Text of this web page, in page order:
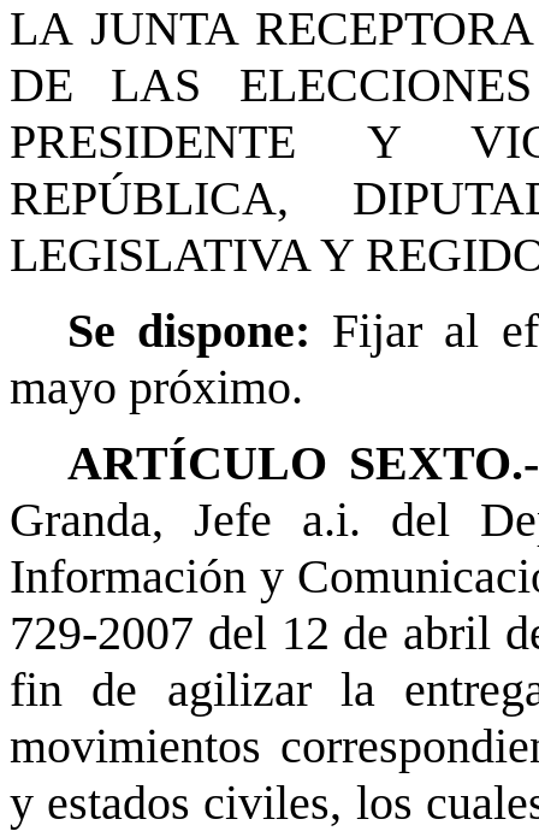
LA JUNTA
DE LAS
PRESIDENTE Y
REPÚBLICA,
LEGISLATIVA Y
Se dispone: Fijar al
mayo próximo.
ARTÍCULO SEXTO.-
Granda, Jefe a.i. del
Información y
729-2007 del 12 de abril
fin de agilizar la
movimientos
y estados civiles, los